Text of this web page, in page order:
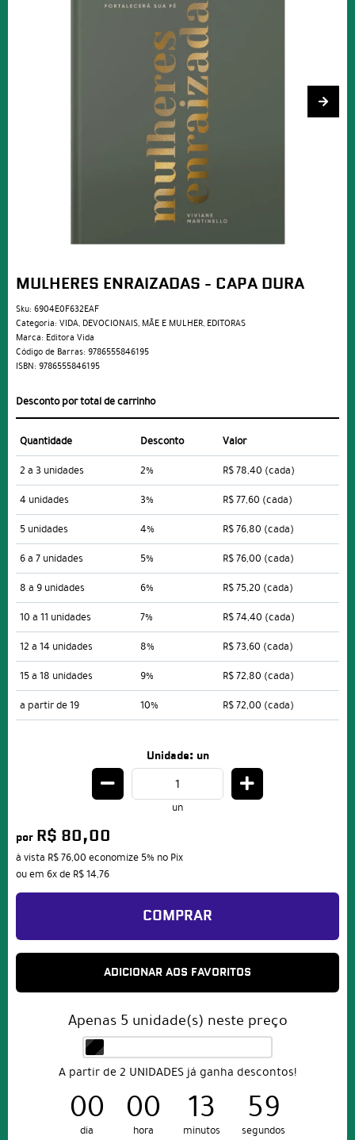
MULHERES ENRAIZADAS - CAPA DURA
Sku: 6904E0F632EAF
Categoria: VIDA, DEVOCIONAIS, MÃE E MULHER, EDITORAS
Marca: Editora Vida
Código de Barras: 9786555846195
ISBN: 9786555846195
Desconto por total de carrinho
Quantidade Desconto
Valor
2 a 3 unidades
2% R$ 78,40 (cada)
4 unidades
3% R$ 77,60 (cada)
5 unidades
4% R$ 76,80 (cada)
6 a 7 unidades
5% R$ 76,00 (cada)
8 a 9 unidades
6% R$ 75,20 (cada)
10 a 11 unidades
7% R$ 74,40 (cada)
12 a 14 unidades
8% R$ 73,60 (cada)
15 a 18 unidades
9% R$ 72,80 (cada)
a partir de 19
10% R$ 72,00 (cada)
Unidade: un
un
por R$ 80,00
à vista R$ 76,00 economize 5% no Pix
ou em 6xde R$ 14,76
COMPRAR
ADICIONAR AOS FAVORITOS
Apenas 5 unidade(s) neste preço
A partir de 2 UNIDADES já ganha descontos!
00
dia
00
hora
13
minutos
59
segundos